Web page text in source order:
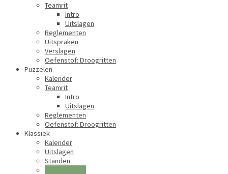
Teamrit
Intro
Uitslagen
Reglementen
Uitspraken
Verslagen
Oefenstof: Droogritten
Puzzelen
Kalender
Teamrit
Intro
Uitslagen
Reglementen
Oefenstof: Droogritten
Klassiek
Kalender
Uitslagen
Standen